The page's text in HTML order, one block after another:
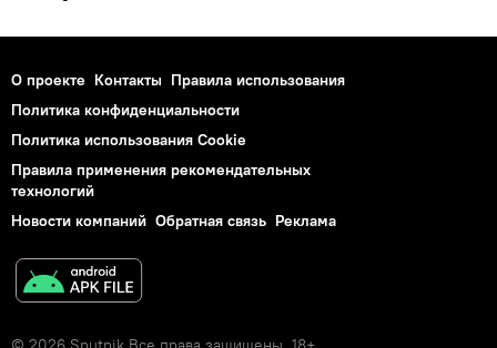
О проекте Контакты Правила использования
Политика конфиденциальности
Политика использования Cookie
Правила применения рекомендательных
технологий
Новости компаний Обратная связь Реклама